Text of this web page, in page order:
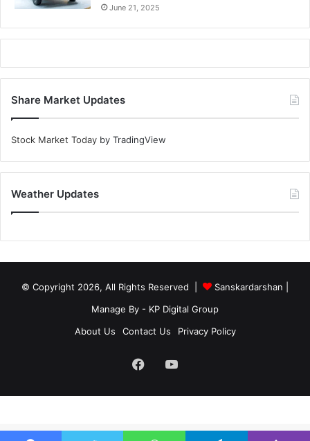
June 21, 2025
Share Market Updates
Stock Market Today by TradingView
Weather Updates
© Copyright 2026, All Rights Reserved | Sanskardarshan
Manage By - KP Digital Group
About Us
Contact Us Privacy Policy
FacebookYouTube
site-below-footer-wrap[data-section="section-below-footer-builder"] {